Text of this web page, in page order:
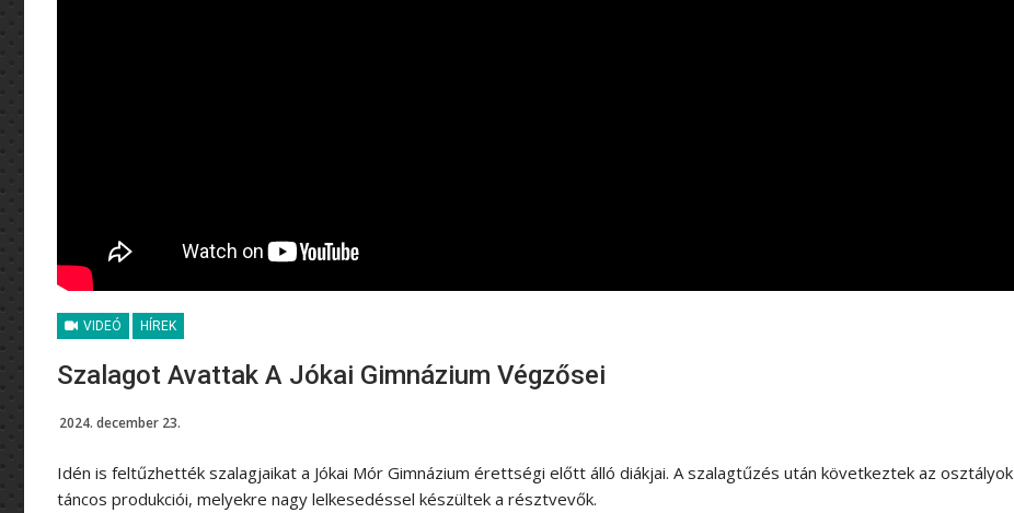
VIDEÓ HÍREK
Szalagot Avattak A Jókai Gimnázium Végzősei
2024. december 23.
Idén is feltűzhették szalagjaikat a Jókai Mór Gimnázium érettségi előtt álló diákjai. A szalagtűzés után következtek az osztályok
táncos produkciói, melyekre nagy lelkesedéssel készültek a résztvevők.